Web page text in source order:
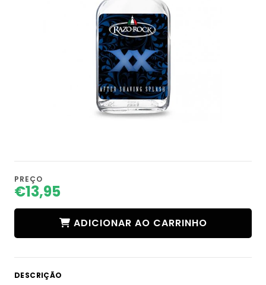
PREÇO
€13,95
ADICIONAR AO CARRINHO
DESCRIÇÃO